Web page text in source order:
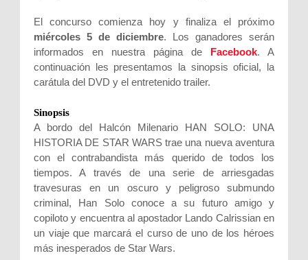
El concurso comienza hoy y finaliza el próximo
miércoles 5 de diciembre. Los ganadores serán
informados en nuestra página de Facebook. A
continuación les presentamos la sinopsis oficial, la
carátula del DVD y el entretenido trailer.
Sinopsis
A bordo del Halcón Milenario HAN SOLO: UNA
HISTORIA DE STAR WARS trae una nueva aventura
con el contrabandista más querido de todos los
tiempos. A través de una serie de arriesgadas
travesuras en un oscuro y peligroso submundo
criminal, Han Solo conoce a su futuro amigo y
copiloto y encuentra al apostador Lando Calrissian en
un viaje que marcará el curso de uno de los héroes
más inesperados de Star Wars.